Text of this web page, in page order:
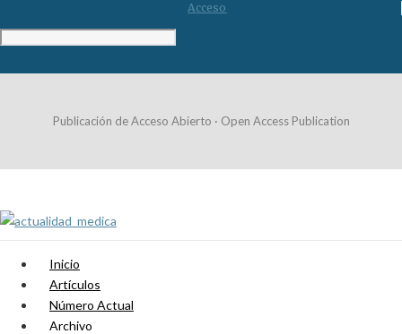
Acceso
Publicación de Acceso Abierto · Open Access Publication
Inicio
Artículos
Número Actual
Archivo